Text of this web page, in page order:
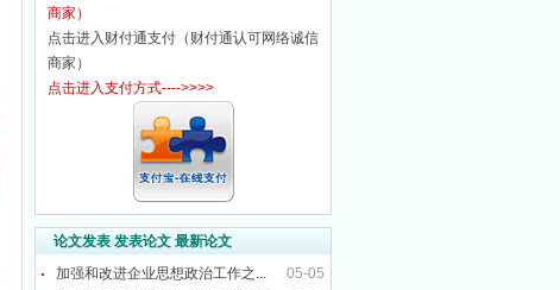
商家）
点击进入财付通支付（财付通认可网络诚信
商家）
点击进入支付方式---->>>>
论文发表 发表论文 最新论文
05-05
加强和改进企业思想政治工作之...